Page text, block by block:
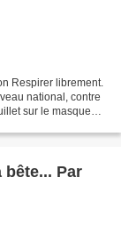
Respirer librement.
national, contre
sur le masque
bête... Par